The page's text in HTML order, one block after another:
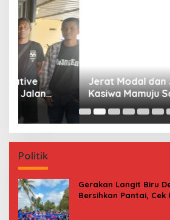
Jerat Modal dan Jeritan
Kasiwa Mamuju Saat Harga
Politik
Gerakan Langit Biru
Bersihkan Pantai, Cek